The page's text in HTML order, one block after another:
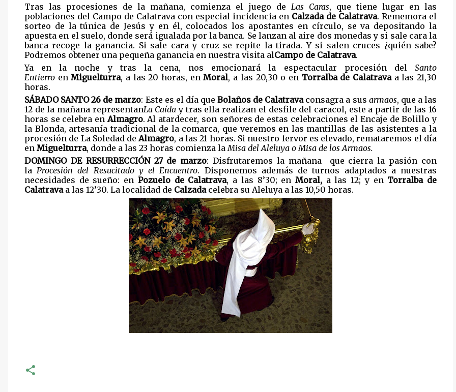
Tras las procesiones de la mañana, comienza el juego de Las Caras, que tiene lugar en las
poblaciones del Campo de Calatrava con especial incidencia en Calzada de Calatrava. Rememora el
sorteo de la túnica de Jesús y en él, colocados los apostantes en círculo, se va depositando la
apuesta en el suelo, donde será igualada por la banca. Se lanzan al aire dos monedas y si sale cara la
banca recoge la ganancia. Si sale cara y cruz se repite la tirada. Y si salen cruces ¿quién sabe?
Podremos obtener una pequeña ganancia en nuestra visita alCampo de Calatrava.
Ya en la noche y tras la cena, nos emocionará la espectacular procesión del Santo
Entierro enMiguelturra, a las 20 horas, enMoral, a las 20,30 o en Torralba de Calatrava a las 21,30
horas.
SÁBADO SANTO 26 de marzo: Este es el día queBolaños de Calatravaconsagra a sus armaos, que a las
12 de la mañana representanLa Caída y tras ella realizan el desfile del caracol, este a partir de las 16
horas se celebra enAlmagro. Al atardecer, son señores de estas celebraciones el Encaje de Bolillo y
la Blonda, artesanía tradicional de la comarca, que veremos en las mantillas de las asistentes a la
procesión de La Soledad deAlmagro, a las 21 horas. Si nuestro fervor es elevado, remataremos el día
en Miguelturra, donde a las 23 horas comienza laMisa del Aleluya o Misa de los Armaos.
DOMINGO DE RESURRECCIÓN 27 de marzo: Disfrutaremos la mañana que cierra la pasión con
laProcesión del Resucitado y el Encuentro. Disponemos además de turnos adaptados a nuestras
necesidades de sueño: en Pozuelo de Calatrava, a las 8’30; en Moral,a las 12; y en Torralba de
Calatravaa las 12’30. La localidad de Calzadacelebra su Aleluya a las 10,50 horas.